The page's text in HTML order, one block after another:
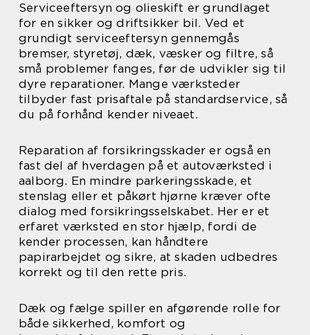
Serviceeftersyn og olieskift er grundlaget
for en sikker og driftsikker bil. Ved et
grundigt serviceeftersyn gennemgås
bremser, styretøj, dæk, væsker og filtre, så
små problemer fanges, før de udvikler sig til
dyre reparationer. Mange værksteder
tilbyder fast prisaftale på standardservice, så
du på forhånd kender niveaet.
Reparation af forsikringsskader er også en
fast del af hverdagen på et autoværksted i
aalborg. En mindre parkeringsskade, et
stenslag eller et påkørt hjørne kræver ofte
dialog med forsikringsselskabet. Her er et
erfaret værksted en stor hjælp, fordi de
kender processen, kan håndtere
papirarbejdet og sikre, at skaden udbedres
korrekt og til den rette pris.
Dæk og fælge spiller en afgørende rolle for
både sikkerhed, komfort og